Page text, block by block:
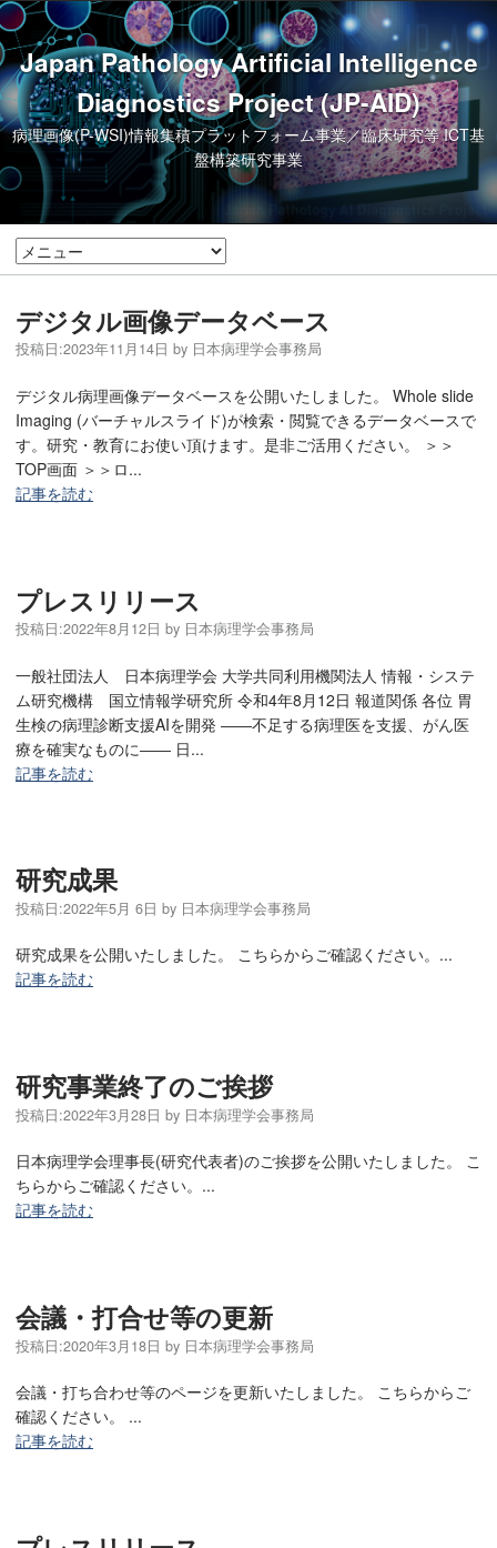
Japan Pathology Artificial Intelligence
Diagnostics Project (JP-AID)
病理画像(P-WSI)情報集積プラットフォーム事業／臨床研究等 ICT基
盤構築研究事業
デジタル画像データベース
投稿日:2023年11月14日 by 日本病理学会事務局
デジタル病理画像データベースを公開いたしました。 Whole slide
Imaging (バーチャルスライド)が検索・閲覧できるデータベースで
す。研究・教育にお使い頂けます。是非ご活用ください。 ＞＞
TOP画面 ＞＞ロ...
記事を読む
プレスリリース
投稿日:2022年8月12日 by 日本病理学会事務局
一般社団法人 日本病理学会 大学共同利用機関法人 情報・システ
ム研究機構 国立情報学研究所 令和4年8月12日 報道関係 各位 胃
生検の病理診断支援AIを開発 ――不足する病理医を支援、がん医
療を確実なものに―― 日...
記事を読む
研究成果
投稿日:2022年5月 6日 by 日本病理学会事務局
研究成果を公開いたしました。 こちらからご確認ください。...
記事を読む
研究事業終了のご挨拶
投稿日:2022年3月28日 by 日本病理学会事務局
日本病理学会理事長(研究代表者)のご挨拶を公開いたしました。 こ
ちらからご確認ください。...
記事を読む
会議・打合せ等の更新
投稿日:2020年3月18日 by 日本病理学会事務局
会議・打ち合わせ等のページを更新いたしました。 こちらからご
確認ください。 ...
記事を読む